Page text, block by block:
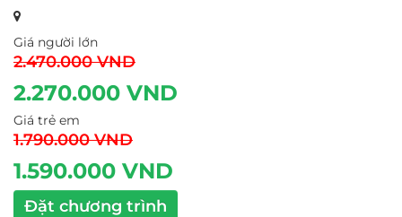
Giá người lớn
2.470.000 VND
2.270.000 VND
Giá trẻ em
1.790.000 VND
1.590.000 VND
Đặt chương trình